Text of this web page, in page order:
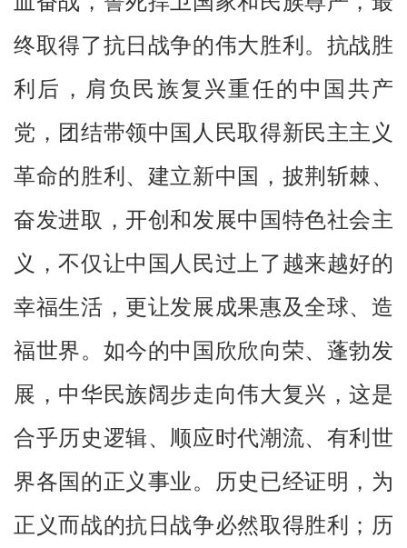
终取得了抗日战争的伟大胜利。抗战胜
利后，肩负民族复兴重任的中国共产
党，团结带领中国人民取得新民主主义
革命的胜利、建立新中国，披荆斩棘、
奋发进取，开创和发展中国特色社会主
义，不仅让中国人民过上了越来越好的
幸福生活，更让发展成果惠及全球、造
福世界。如今的中国欣欣向荣、蓬勃发
展，中华民族阔步走向伟大复兴，这是
合乎历史逻辑、顺应时代潮流、有利世
界各国的正义事业。历史已经证明，为
正义而战的抗日战争必然取得胜利；历